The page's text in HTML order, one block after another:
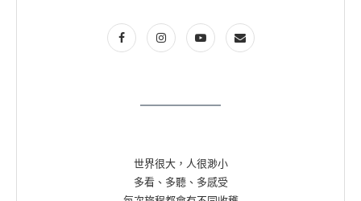
世界很大，人很渺小
多看、多聽、多感受